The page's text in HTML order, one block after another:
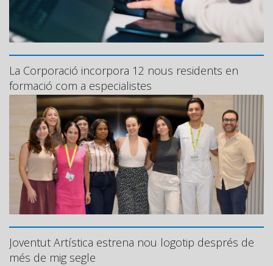
La Corporació incorpora 12 nous residents en
formació com a especialistes
Joventut Artística estrena nou logotip després de
més de mig segle